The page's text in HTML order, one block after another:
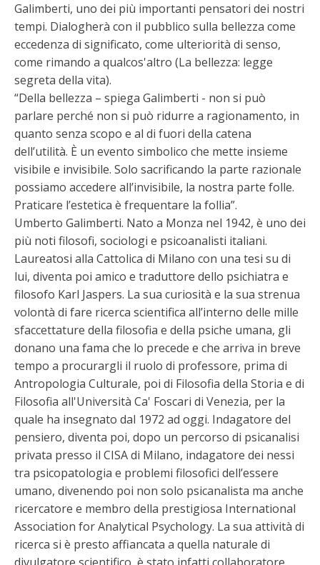
Galimberti, uno dei più importanti pensatori dei nostri
tempi. Dialogherà con il pubblico sulla bellezza come
eccedenza di significato, come ulteriorità di senso,
come rimando a qualcos'altro (La bellezza: legge
segreta della vita).
“Della bellezza – spiega Galimberti - non si può
parlare perché non si può ridurre a ragionamento, in
quanto senza scopo e al di fuori della catena
dell’utilità. È un evento simbolico che mette insieme
visibile e invisibile. Solo sacrificando la parte razionale
possiamo accedere all’invisibile, la nostra parte folle.
Praticare l’estetica è frequentare la follia”.
Umberto Galimberti. Nato a Monza nel 1942, è uno dei
più noti filosofi, sociologi e psicoanalisti italiani.
Laureatosi alla Cattolica di Milano con una tesi su di
lui, diventa poi amico e traduttore dello psichiatra e
filosofo Karl Jaspers. La sua curiosità e la sua strenua
volontà di fare ricerca scientifica all’interno delle mille
sfaccettature della filosofia e della psiche umana, gli
donano una fama che lo precede e che arriva in breve
tempo a procurargli il ruolo di professore, prima di
Antropologia Culturale, poi di Filosofia della Storia e di
Filosofia all'Università Ca' Foscari di Venezia, per la
quale ha insegnato dal 1972 ad oggi. Indagatore del
pensiero, diventa poi, dopo un percorso di psicanalisi
privata presso il CISA di Milano, indagatore dei nessi
tra psicopatologia e problemi filosofici dell’essere
umano, divenendo poi non solo psicanalista ma anche
ricercatore e membro della prestigiosa International
Association for Analytical Psychology. La sua attività di
ricerca si è presto affiancata a quella naturale di